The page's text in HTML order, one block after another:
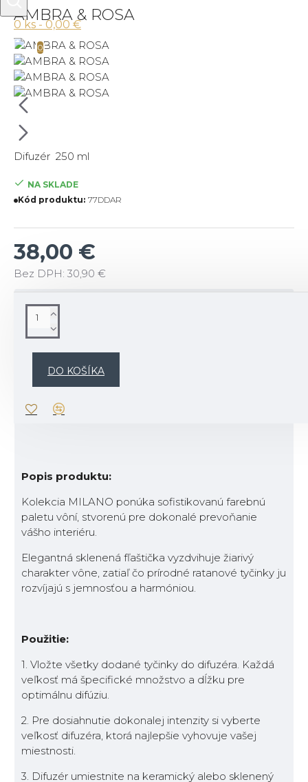
0 ks - 0,00 €
0
AMBRA & ROSA
Difuzér 250 ml
38,00 €
Bez DPH: 30,90 €
NA SKLADE
Kód produktu: 77DDAR
DO KOŠÍKA
Popis vône:
Popis produktu:
Kolekcia MILANO ponúka sofistikovanú farebnú
paletu vôní, stvorenú pre dokonalé prevoňanie
vášho interiéru.
Elegantná sklenená fľaštička vyzdvihuje žiarivý
charakter vône, zatiaľ čo prírodné ratanové tyčinky ju
rozvíjajú s jemnosťou a harmóniou.
Použitie:
1. Vložte všetky dodané tyčinky do difuzéra. Každá
veľkosť má špecifické množstvo a dĺžku pre
optimálnu difúziu.
2. Pre dosiahnutie dokonalej intenzity si vyberte
veľkosť difuzéra, ktorá najlepšie vyhovuje vašej
miestnosti.
3. Difuzér umiestnite na keramický alebo sklenený